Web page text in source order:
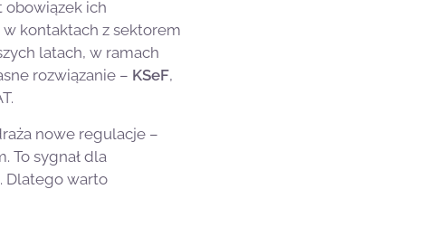
obowiązek ich
kontaktach z sektorem
latach, w ramach
rozwiązanie – KSeF,
nowe regulacje –
To sygnał dla
Dlatego warto